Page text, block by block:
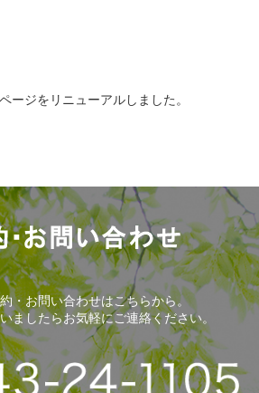
ージをリニューアルしました。
・お問い合わせはこちらから。
ましたらお気軽にご連絡ください。